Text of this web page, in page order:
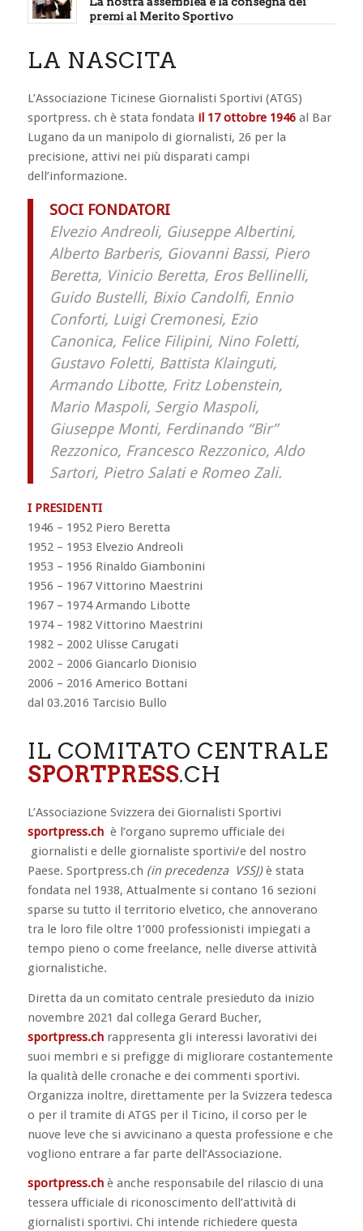
premi al Merito Sportivo
LA NASCITA
L’Associazione Ticinese Giornalisti Sportivi (ATGS)
sportpress. ch è stata fondata il 17 ottobre 1946al Bar
Lugano da un manipolo di giornalisti, 26 per la
precisione, attivi nei più disparati campi
dell’informazione.
SOCI FONDATORI
Elvezio Andreoli, Giuseppe Albertini,
Alberto Barberis, Giovanni Bassi, Piero
Beretta, Vinicio Beretta, Eros Bellinelli,
Guido Bustelli, Bixio Candolfi, Ennio
Conforti, Luigi Cremonesi, Ezio
Canonica, Felice Filipini, Nino Foletti,
Gustavo Foletti, Battista Klainguti,
Armando Libotte, Fritz Lobenstein,
Mario Maspoli, Sergio Maspoli,
Giuseppe Monti, Ferdinando “Bir”
Rezzonico, Francesco Rezzonico, Aldo
Sartori, Pietro Salati e Romeo Zali.
I PRESIDENTI
1946 – 1952 Piero Beretta
1952 – 1953 Elvezio Andreoli
1953 – 1956 Rinaldo Giambonini
1956 – 1967 Vittorino Maestrini
1967 – 1974 Armando Libotte
1974 – 1982 Vittorino Maestrini
1982 – 2002 Ulisse Carugati
2002 – 2006 Giancarlo Dionisio
2006 – 2016 ​Americo Bottani
dal 03.2016 Tarcisio Bullo
IL COMITATO CENTRALE
SPORTPRESS.CH
L’Associazione Svizzera dei Giornalisti Sportivi
sportpress.chè l’organo supremo ufficiale dei
giornalisti e delle giornaliste sportivi/e del nostro
Paese. Sportpress.ch (in precedenza VSSJ)è stata
fondata nel 1938, Attualmente si contano 16 sezioni
sparse su tutto il territorio elvetico, che annoverano
tra le loro file oltre 1’000 professionisti impiegati a
tempo pieno o come freelance, nelle diverse attività
giornalistiche.
Diretta da un comitato centrale presieduto da inizio
novembre 2021 dal collega Gerard Bucher,
sportpress.chrappresenta gli interessi lavorativi dei
suoi membri e si prefigge di migliorare costantemente
la qualità delle cronache e dei commenti sportivi.
Organizza inoltre, direttamente per la Svizzera tedesca
o per il tramite di ATGS per il Ticino, il corso per le
nuove leve che si avvicinano a questa professione e che
vogliono entrare a far parte dell’Associazione.
sportpress.chè anche responsabile del rilascio di una
tessera ufficiale di riconoscimento dell’attività di
giornalisti sportivi. Chi intende richiedere questa